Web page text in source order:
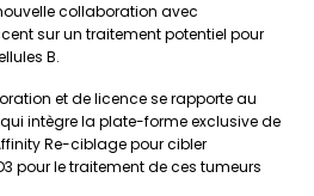
collaboration avec
sur un traitement potentiel pour
B.
et de licence se rapporte au
intègre la plate-forme exclusive de
Re-ciblage pour cibler
pour le traitement de ces tumeurs